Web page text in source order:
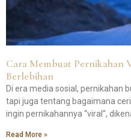
Cara Membuat Pernikahan
Berlebihan
Di era media sosial, pernikahan
tapi juga tentang bagaimana
ingin pernikahannya “viral”,
Read More »